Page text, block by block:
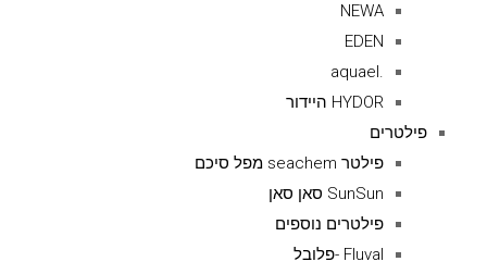
NEWA
EDEN
.aquael
HYDOR היידור
פילטרים
פילטר seachem מפל סיכם
SunSun סאן סאן
פילטרים נוספים
Fluval -פלובל